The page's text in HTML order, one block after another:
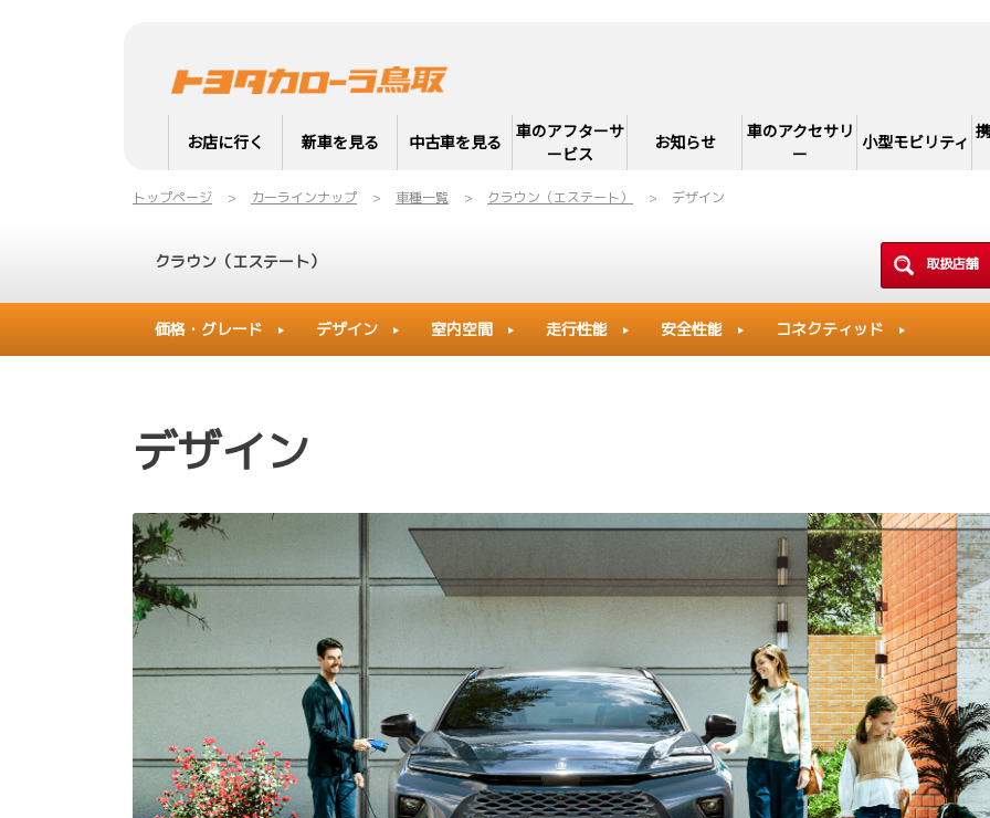
お店に行く 新車を見る 中古車を見る
車のアフターサ
ービス
お知らせ
車のアクセサリ
ー
小型モビリティ
トップページ カーラインナップ 車種一覧 クラウン（エステート） デザイン
クラウン（エステート） 取扱店舗
価格・グレード デザイン 室内空間 走行性能 安全性能 コネクティッド
デザイン